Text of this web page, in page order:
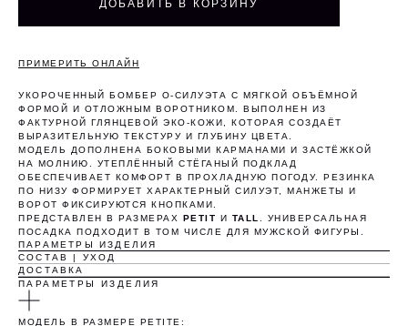
ДОБАВИТЬ В КОРЗИНУ
ПРИМЕРИТЬ ОНЛАЙН
УКОРОЧЕННЫЙ БОМБЕР О-СИЛУЭТА С МЯГКОЙ ОБЪЁМНОЙ
ФОРМОЙ И ОТЛОЖНЫМ ВОРОТНИКОМ. ВЫПОЛНЕН ИЗ
ФАКТУРНОЙ ГЛЯНЦЕВОЙ ЭКО-КОЖИ, КОТОРАЯ СОЗДАЁТ
ВЫРАЗИТЕЛЬНУЮ ТЕКСТУРУ И ГЛУБИНУ ЦВЕТА.
МОДЕЛЬ ДОПОЛНЕНА БОКОВЫМИ КАРМАНАМИ И ЗАСТЁЖКОЙ
НА МОЛНИЮ. УТЕПЛЁННЫЙ СТЁГАНЫЙ ПОДКЛАД
ОБЕСПЕЧИВАЕТ КОМФОРТ В ПРОХЛАДНУЮ ПОГОДУ. РЕЗИНКА
ПО НИЗУ ФОРМИРУЕТ ХАРАКТЕРНЫЙ СИЛУЭТ, МАНЖЕТЫ И
ВОРОТ ФИКСИРУЮТСЯ КНОПКАМИ.
ПРЕДСТАВЛЕН В РАЗМЕРАХ PETIT И TALL. УНИВЕРСАЛЬНАЯ
ПОСАДКА ПОДХОДИТ В ТОМ ЧИСЛЕ ДЛЯ МУЖСКОЙ ФИГУРЫ.
ПАРАМЕТРЫ ИЗДЕЛИЯ
СОСТАВ | УХОД
ДОСТАВКА
ПАРАМЕТРЫ ИЗДЕЛИЯ
МОДЕЛЬ В РАЗМЕРЕ PETITE:Оплата частями